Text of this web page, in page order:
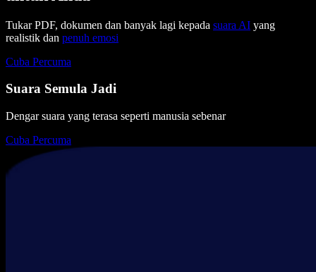
Tukar PDF, dokumen dan banyak lagi kepada suara AI yang
realistik dan penuh emosi
Cuba Percuma
Suara Semula Jadi
Dengar suara yang terasa seperti manusia sebenar
Cuba Percuma